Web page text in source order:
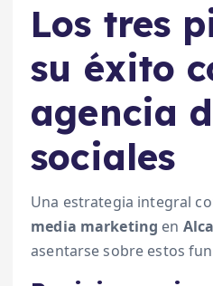
Los tres
su éxito
agencia
sociales
Una estrategia integral
media marketing en
asentarse sobre estos